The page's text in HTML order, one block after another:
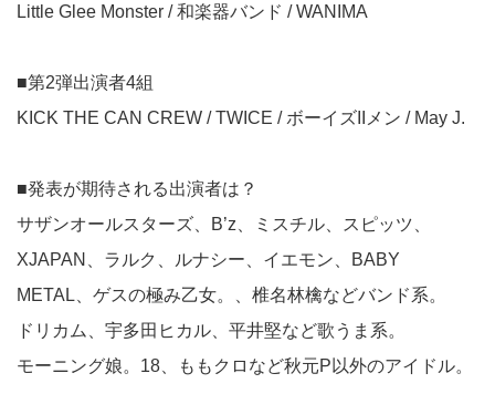
Little Glee Monster / 和楽器バンド / WANIMA
■第2弾出演者4組
KICK THE CAN CREW / TWICE / ボーイズIIメン / May J.
■発表が期待される出演者は？
サザンオールスターズ、B’z、ミスチル、スピッツ、
XJAPAN、ラルク、ルナシー、イエモン、BABY
METAL、ゲスの極み乙女。、椎名林檎などバンド系。
ドリカム、宇多田ヒカル、平井堅など歌うま系。
モーニング娘。18、ももクロなど秋元P以外のアイドル。